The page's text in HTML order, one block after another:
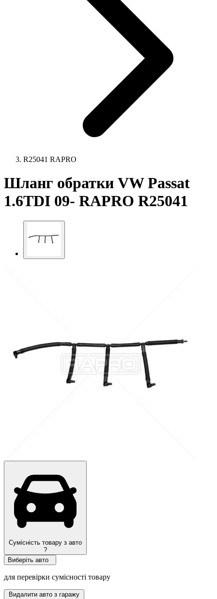
R25041 RAPRO
Шланг обратки VW Passat
1.6TDI 09- RAPRO R25041
Сумісність товару з авто
?
Виберіть авто
для перевірки сумісності товару
Видалити авто з гаражу